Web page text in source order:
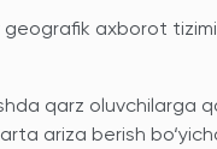
geografik axborot tizimi
qarz oluvchilarga
ariza berish